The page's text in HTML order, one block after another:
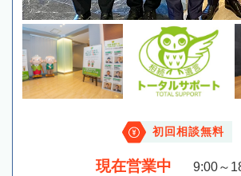
初回相談無料
現在営業中 9:00～